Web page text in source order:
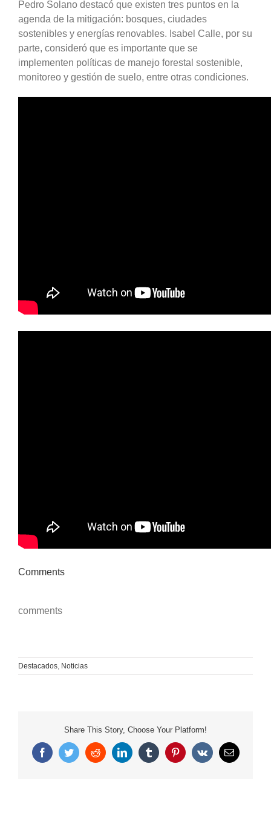
Pedro Solano destacó que existen tres puntos en la
agenda de la mitigación: bosques, ciudades
sostenibles y energías renovables. Isabel Calle, por su
parte, consideró que es importante que se
implementen políticas de manejo forestal sostenible,
monitoreo y gestión de suelo, entre otras condiciones.
Comments
comments
Destacados Noticias
Share This Story, Choose Your Platform!
FacebookTwitterRedditLinkedInTumblrPinterestVk
Correo